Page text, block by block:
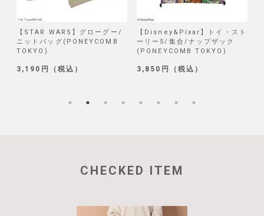
【STAR WARS】グローグー/
ニットバッグ(PONEYCOMB
TOKYO)
3,190円（税込）
【Disney&Pixar】トイ・スト
ーリー5/集合/ナップザック
(PONEYCOMB TOKYO)
3,850円（税込）
CHECKED ITEM